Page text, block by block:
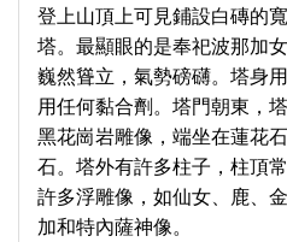
登上山頂上可見鋪設白磚的
塔。最顯眼的是奉祀波那加
巍然聳立，氣勢磅礴。塔身
用任何黏合劑。塔門朝東，
黑花崗岩雕像，端坐在蓮花
石。塔外有許多柱子，柱頂
許多浮雕像，如仙女、鹿、
加和特內薩神像。